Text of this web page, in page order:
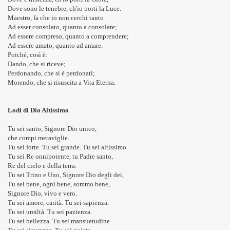
Dove sono le tenebre, ch'io porti la Luce.
Maestro, fa che io non cerchi tanto
Ad esser consolato, quanto a consolare;
Ad essere compreso, quanto a comprendere;
Ad essere amato, quanto ad amare.
Poiché, così è:
Dando, che si riceve;
Perdonando, che si è perdonati;
Morendo, che si risuscita a Vita Eterna.
Lodi di Dio Altissimo
Tu sei santo, Signore Dio unico,
che compi meraviglie.
Tu sei forte. Tu sei grande. Tu sei altissimo.
Tu sei Re onnipotente, tu Padre santo,
Re del cielo e della terra.
Tu sei Trino e Uno, Signore Dio degli dei,
Tu sei bene, ogni bene, sommo bene,
Signore Dio, vivo e vero.
Tu sei amore, carità. Tu sei sapienza.
Tu sei umiltà. Tu sei pazienza.
Tu sei bellezza. Tu sei mansuetudine